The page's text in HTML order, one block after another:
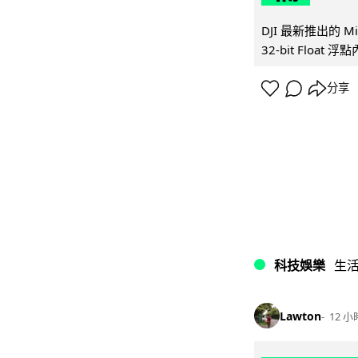
DJI 最新推出的
32-bit Float 浮點
分享
科技娛樂 生
Lawton 12 小